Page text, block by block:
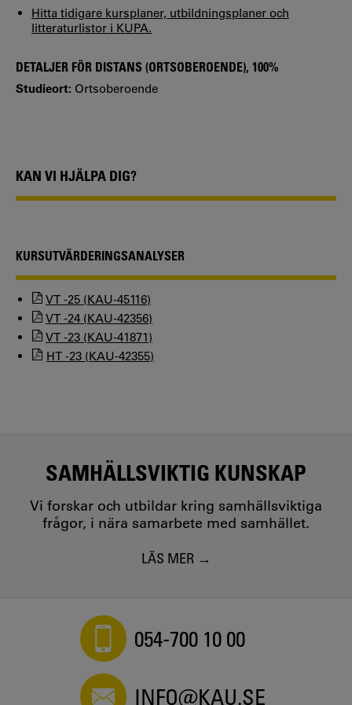
Hitta tidigare kursplaner, utbildningsplaner och
litteraturlistor i KUPA.
DETALJER FÖR DISTANS (ORTSOBEROENDE), 100%
Studieort: Ortsoberoende
KAN VI HJÄLPA DIG?
KURSUTVÄRDERINGSANALYSER
VT -25 (KAU-45116)
VT -24 (KAU-42356)
VT -23 (KAU-41871)
HT -23 (KAU-42355)
SAMHÄLLSVIKTIG KUNSKAP
Vi forskar och utbildar kring samhällsviktiga
frågor, i nära samarbete med samhället.
LÄS MER
054-700 10 00
INFO@KAU.SE